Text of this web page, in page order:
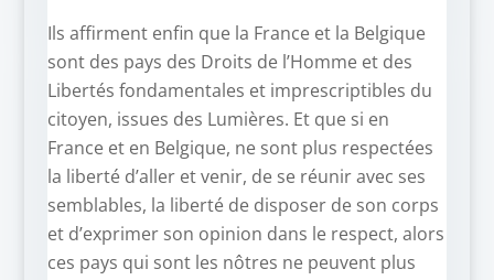
Ils affirment enfin que la France et la Belgique
sont des pays des Droits de l’Homme et des
Libertés fondamentales et imprescriptibles du
citoyen, issues des Lumières. Et que si en
France et en Belgique, ne sont plus respectées
la liberté d’aller et venir, de se réunir avec ses
semblables, la liberté de disposer de son corps
et d’exprimer son opinion dans le respect, alors
ces pays qui sont les nôtres ne peuvent plus